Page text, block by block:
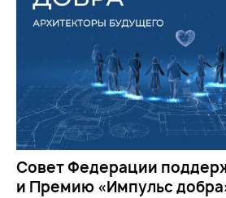
Совет Федерации
и Премию «Импульс